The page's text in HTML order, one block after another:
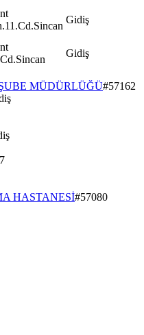
Gidiş
Gidiş
MÜDÜRLÜĞÜ#57162
HASTANESİ#57080